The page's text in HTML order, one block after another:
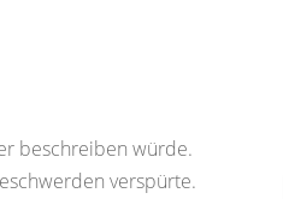
beschreiben würde.
verspürte.